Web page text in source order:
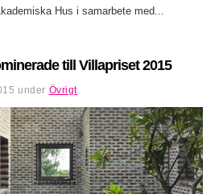
Hus i samarbete med...
till Villapriset 2015
under Övrigt.